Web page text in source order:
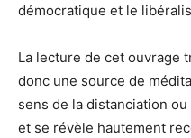
démocratique et le
La lecture de cet ouvrage
donc une source de
sens de la distanciation
et se révèle hautement